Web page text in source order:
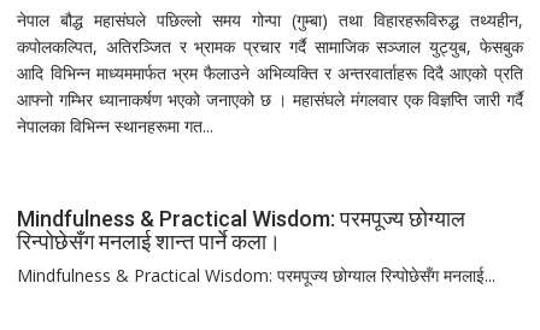
नेपाल बौद्ध महासंघले पछिल्लो समय गोन्पा (गुम्बा) तथा विहारहरूविरुद्ध तथ्यहीन,
कपोलकल्पित, अतिरञ्जित र भ्रामक प्रचार गर्दै सामाजिक सञ्जाल युट्युब, फेसबुक
आदि विभिन्न माध्यममार्फत भ्रम फैलाउने अभिव्यक्ति र अन्तरवार्ताहरू दिदै आएको प्रति
आफ्नो गम्भिर ध्यानाकर्षण भएको जनाएको छ । महासंघले मंगलवार एक विज्ञप्ति जारी गर्दै
नेपालका विभिन्न स्थानहरूमा गत...
Mindfulness & Practical Wisdom: परमपूज्य छोग्याल
रिन्पोछेसँग मनलाई शान्त पार्ने कला।
Mindfulness & Practical Wisdom: परमपूज्य छोग्याल रिन्पोछेसँग मनलाई...